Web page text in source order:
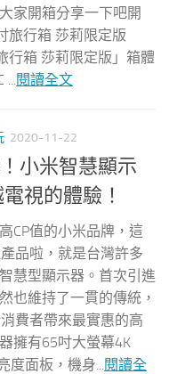
家開箱分享一下吧開
旅行箱 莎莉限定版
行箱 莎莉限定版」箱體
閱讀全文
2020-11-22
小米智慧顯示
視的體驗！
CP值的小米品牌，這
品啦，就是台灣許多
慧型顯示器。首次引進
也維持了一貫的傳統，
費者帶來最實惠的高
擁有65吋大螢幕4K
面板，機身...
閱讀全